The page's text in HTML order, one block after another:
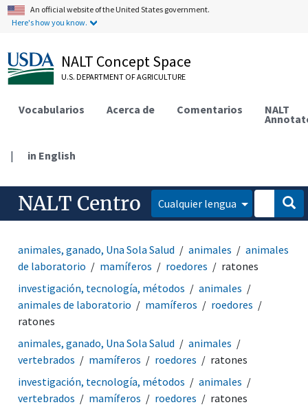
An official website of the United States government.
Here's how you know.
NALT Concept Space
U.S. DEPARTMENT OF AGRICULTURE
Vocabularios Acerca de Comentarios NALT
| in English
NALT Centro Cualquier lengua
animales, ganado, Una Sola Salud animales
animales
de laboratorio
mamíferos roedores
ratones
investigación, tecnología, métodos
animales
animales de laboratorio
mamíferos
roedores
ratones
animales, ganado, Una Sola Salud
animales
vertebrados
mamíferos roedores
ratones
investigación, tecnología, métodos
animales
vertebrados
mamíferos roedores ratones